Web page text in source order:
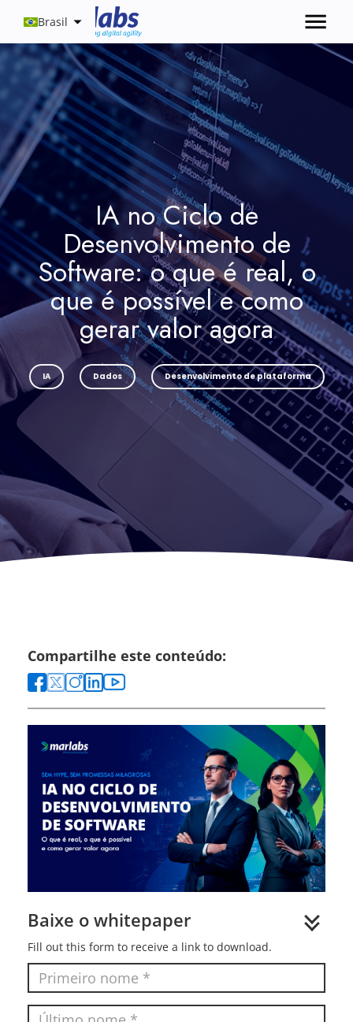
Brasil
IA no Ciclo de
Desenvolvimento de
Software: o que é real, o
que é possível e como
gerar valor agora
IA Dados Desenvolvimento de plataforma
Compartilhe este conteúdo:
Baixe o whitepaper
Fill out this form to receive a link to download.